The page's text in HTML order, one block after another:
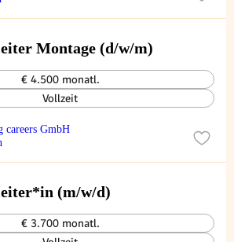
Montage (d/w/m)
€ 4.500 monatl.
Vollzeit
careers GmbH
(m/w/d)
€ 3.700 monatl.